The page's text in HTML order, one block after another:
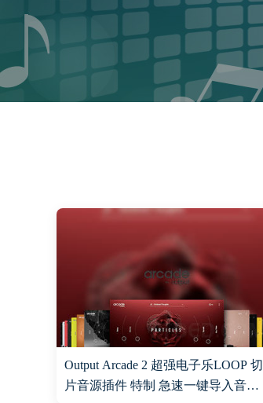
Output Arcade 2 超强电子乐LOOP 切
片音源插件 特制 急速一键导入音色